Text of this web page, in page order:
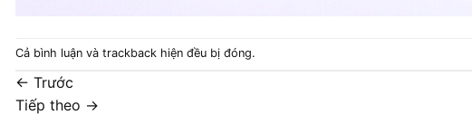
Cả bình luận và trackback hiện đều bị đóng.
← Trước
Tiếp theo →